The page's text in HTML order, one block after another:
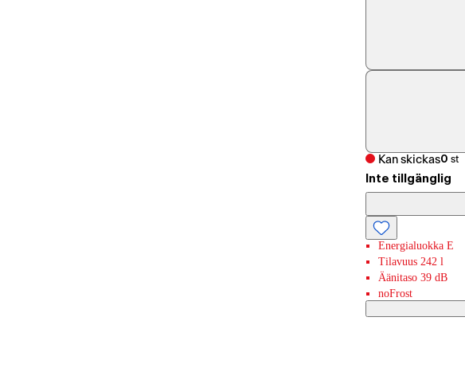
Kan skickas0 st
Inte tillgänglig
Energialuokka E
Tilavuus 242 l
Äänitaso 39 dB
noFrost